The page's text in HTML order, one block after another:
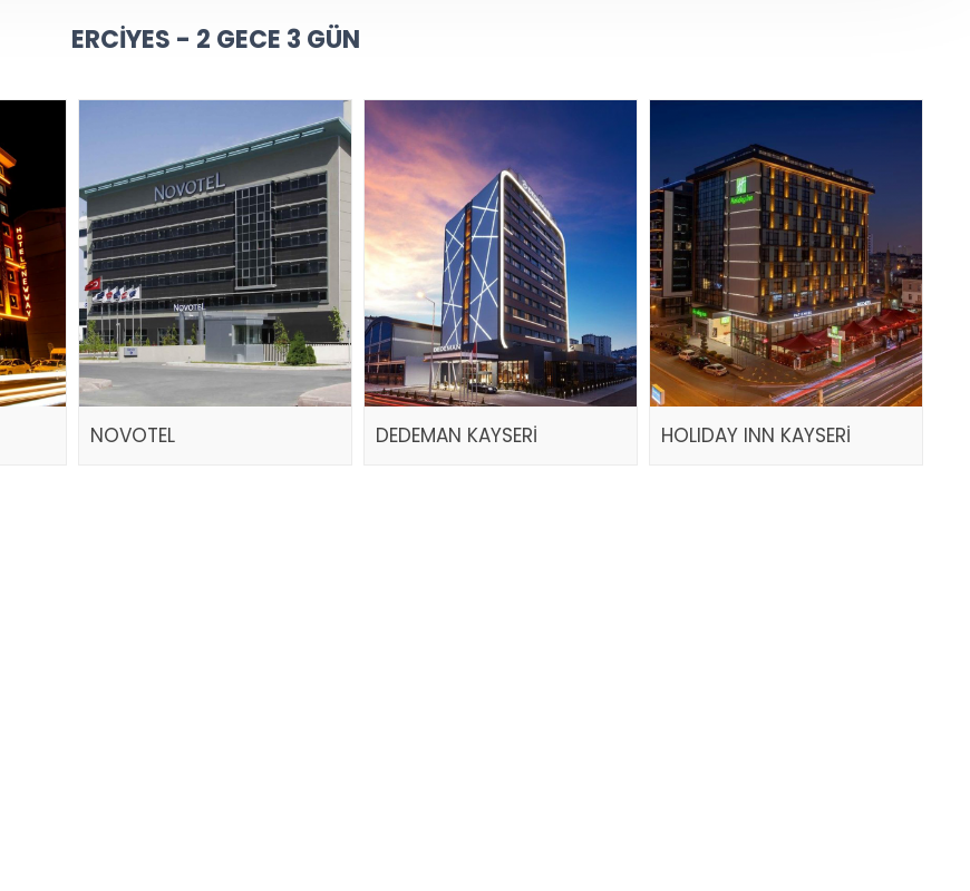
ERCIYES - 2 GECE 3 GÜN
NOVOTEL DEDEMAN KAYSERİ HOLIDAY INN KAYSERİ